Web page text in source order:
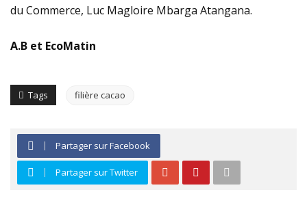
du Commerce, Luc Magloire Mbarga Atangana.
A.B et EcoMatin
Tags filière cacao
Partager sur Facebook
Partager sur Twitter